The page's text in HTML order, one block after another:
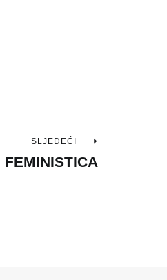
SLJEDEĆI
FEMINISTICA